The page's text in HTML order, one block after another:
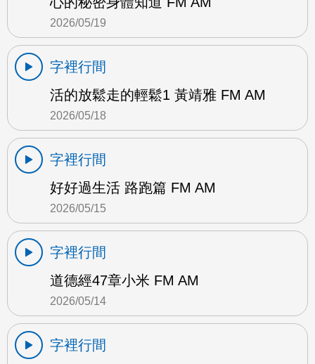
2026/05/19
字裡行間
活的放鬆走的輕鬆1 黃靖雅 FM AM
2026/05/18
字裡行間
好好過生活 路跑篇 FM AM
2026/05/15
字裡行間
道德經47章小米 FM AM
2026/05/14
字裡行間